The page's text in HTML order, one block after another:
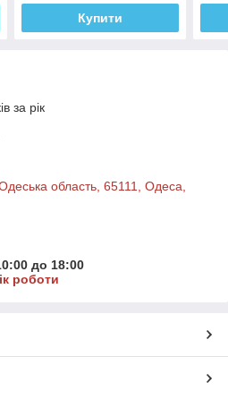
Купити
за рік
область, 65111, Одеса,
до 18:00
роботи